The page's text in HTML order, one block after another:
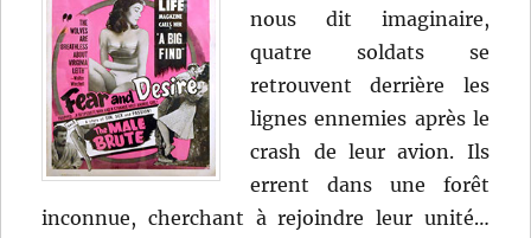
nous dit imaginaire,
quatre soldats se
retrouvent derrière les
lignes ennemies après le
crash de leur avion. Ils
errent dans une forêt
inconnue, cherchant à rejoindre leur unité…